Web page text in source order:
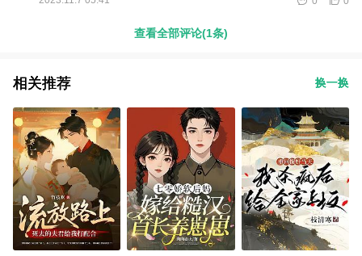
查看全部评论(1条)
相关推荐 换一换